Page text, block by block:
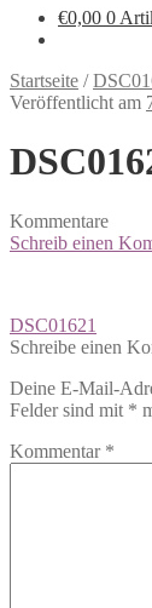
€0,00 0
Startseite /
Veröffentlicht am
Kommentare
Schreib einen
Beitragsnavigation
DSC01621
Schreibe einen
Deine E-Mail-
Felder sind mit *
Kommentar *